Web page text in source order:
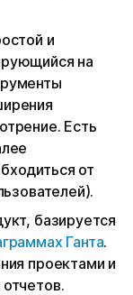
и
на
Есть
от
базируется
Ганта.
проектами и